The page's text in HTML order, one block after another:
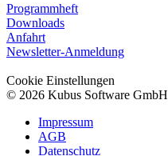
Programmheft
Downloads
Anfahrt
Newsletter-Anmeldung
Cookie Einstellungen
© 2026 Kubus Software GmbH
Impressum
AGB
Datenschutz